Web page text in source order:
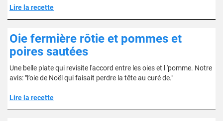
Lire la recette
Oie fermière rôtie et pommes et
poires sautées
Une belle plate qui revisite l'accord entre les oies et l 'pomme. Notre
avis: "l’oie de Noël qui faisait perdre la tête au curé de."
Lire la recette